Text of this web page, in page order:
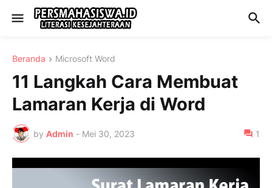
Beranda Microsoft Word
11 Langkah Cara Membuat
Lamaran Kerja di Word
by Admin - Mei 30, 2023 1